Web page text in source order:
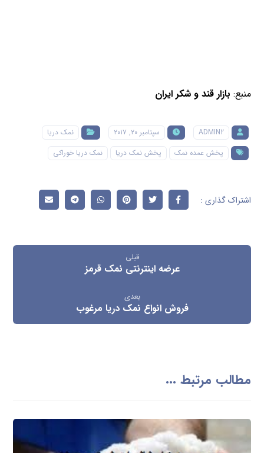
منبع: بازار قند و شکر ایران
ADMIN2 سپتامبر ۲۰, ۲۰۱۷
نمک دریا
پخش عمده نمک
پخش نمک دریا نمک دریا خوراکی
قبلی
عرضه اینترنتی نمک قرمز
بعدی
فروش انواع نمک دریا مرغوب
مطالب مرتبط ...